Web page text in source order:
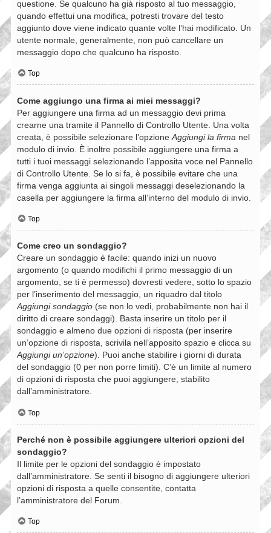
questione. Se qualcuno ha già risposto al tuo messaggio,
quando effettui una modifica, potresti trovare del testo
aggiunto dove viene indicato quante volte l’hai modificato. Un
utente normale, generalmente, non può cancellare un
messaggio dopo che qualcuno ha risposto.
Top
Come aggiungo una firma ai miei messaggi?
Per aggiungere una firma ad un messaggio devi prima
crearne una tramite il Pannello di Controllo Utente. Una volta
creata, è possibile selezionare l’opzione Aggiungi la firma nel
modulo di invio. È inoltre possibile aggiungere una firma a
tutti i tuoi messaggi selezionando l’apposita voce nel Pannello
di Controllo Utente. Se lo si fa, è possibile evitare che una
firma venga aggiunta ai singoli messaggi deselezionando la
casella per aggiungere la firma all’interno del modulo di invio.
Top
Come creo un sondaggio?
Creare un sondaggio è facile: quando inizi un nuovo
argomento (o quando modifichi il primo messaggio di un
argomento, se ti è permesso) dovresti vedere, sotto lo spazio
per l’inserimento del messaggio, un riquadro dal titolo
Aggiungi sondaggio (se non lo vedi, probabilmente non hai il
diritto di creare sondaggi). Basta inserire un titolo per il
sondaggio e almeno due opzioni di risposta (per inserire
un’opzione di risposta, scrivila nell’apposito spazio e clicca su
Aggiungi un’opzione). Puoi anche stabilire i giorni di durata
del sondaggio (0 per non porre limiti). C’è un limite al numero
di opzioni di risposta che puoi aggiungere, stabilito
dall’amministratore.
Top
Perché non è possibile aggiungere ulteriori opzioni del
sondaggio?
Il limite per le opzioni del sondaggio è impostato
dall’amministratore. Se senti il bisogno di aggiungere ulteriori
opzioni di risposta a quelle consentite, contatta
l’amministratore del Forum.
Top